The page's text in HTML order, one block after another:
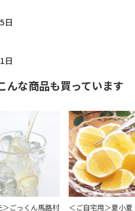
日
日
んな商品も買っています
＞ごっくん馬路村
＜ご自宅用＞夏小夏